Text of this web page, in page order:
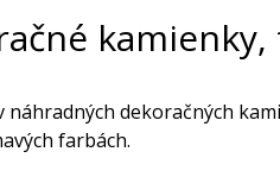
náhradných dekoračných
farbách.